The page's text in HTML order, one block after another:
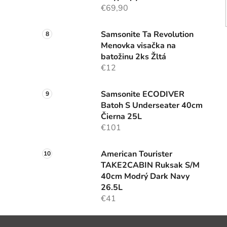
€69,90
Samsonite Ta Revolution
Menovka visačka na
batožinu 2ks Žltá
€12
Samsonite ECODIVER
Batoh S Underseater 40cm
Čierna 25L
€101
American Tourister
TAKE2CABIN Ruksak S/M
40cm Modrý Dark Navy
26.5L
€41